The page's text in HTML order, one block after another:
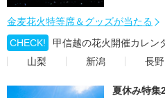
金麦花火特等席＆グッズが当たる
CHECK!
甲信越の花火開催カレン
山梨
新潟 長野
夏休み特集